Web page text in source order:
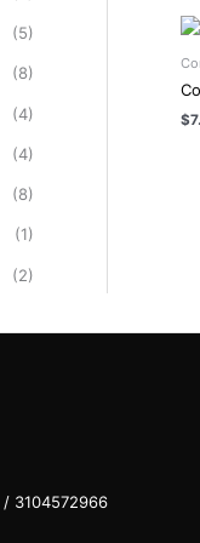
(5)
(8)
(4)
(4)
(8)
(1)
(2)
$
/ 3104572966